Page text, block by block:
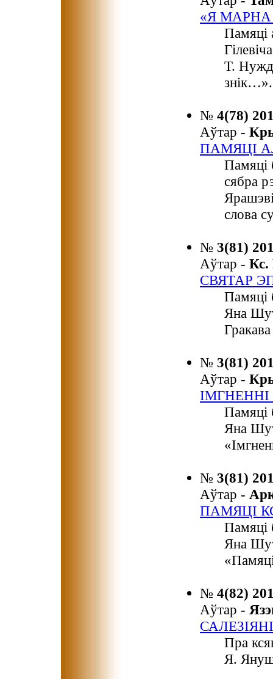
«Я МАРНА
Памяці
Т.
знік…».
№ 4(78)
Аўтар -
ПАМЯЦІ
Памяці
сябра
слова
№ 3(81)
Аўтар -
СВЯТАР
Памяці
Яна
№ 3(81)
Аўтар -
Памяці
Яна
№ 3(81)
Аўтар -
ПАМЯЦІ
Памяці
Яна
№ 4(82)
Аўтар -
Пра
Я.